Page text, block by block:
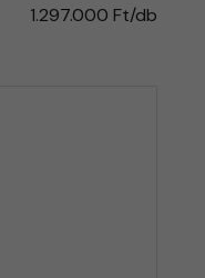
1.297.000 Ft/db